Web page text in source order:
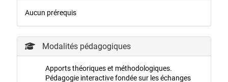
Aucun prérequis
Modalités pédagogiques
Apports théoriques et méthodologiques.
Pédagogie interactive fondée sur les échanges